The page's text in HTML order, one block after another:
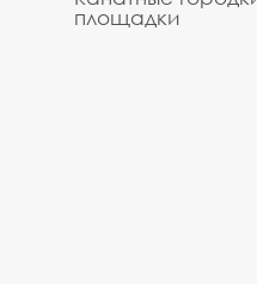
площадки